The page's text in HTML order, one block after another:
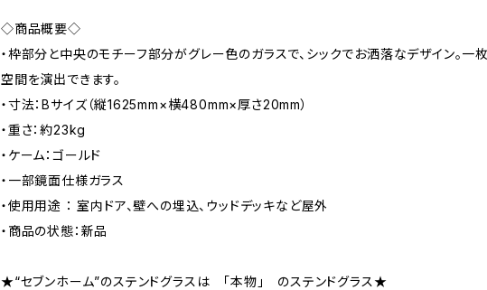
◇商品概要◇
・枠部分と中央のモチーフ部分がグレー色のガラスで、シックでお洒落なデザイン。一
空間を演出できます。
・寸法：Bサイズ（縦1625mm×横480mm×厚さ20mm）
・重さ：約23kg
・ケーム：ゴールド
・一部鏡面仕様ガラス
・使用用途 ： 室内ドア、壁への埋込、ウッドデッキなど屋外
・商品の状態：新品
★“セブンホーム”のステンドグラスは 「本物」 のステンドグラス★